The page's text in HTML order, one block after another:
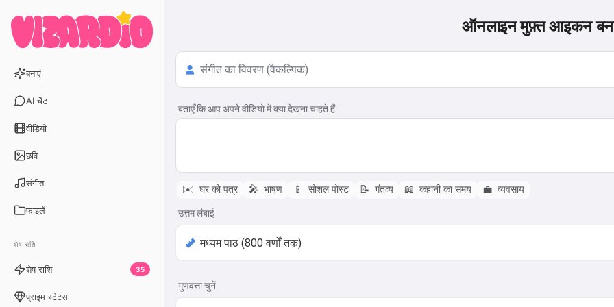
बनाएं
AI चैट
वीडियो
छवि
संगीत
फाइलें
शेष राशि
शेष राशि 35
प्राइम स्टेटस
ऑनलाइन मुफ़्त आइकन
बताएँ कि आप अपने वीडियो में क्या देखना चाहते हैं
✉️ घर को पत्र 🎤 भाषण 📱 सोशल पोस्ट 📝 गंतव्य 📖 कहानी का समय 💼 व्यवसाय
उत्तम लंबाई
गुणवत्ता चुनें